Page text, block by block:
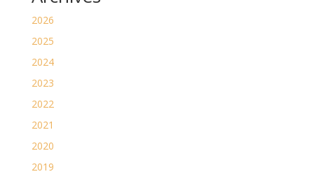
2026
2025
2024
2023
2022
2021
2020
2019